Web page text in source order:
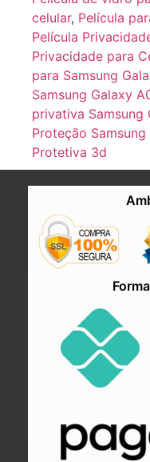
Película de Vidro
Película de vidro
celular, Película
Película
Privacidade para
para Samsung
Samsung Galaxy
privativa Samsung
Proteção Samsung